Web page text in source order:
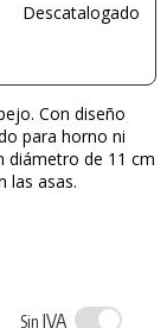
Descatalogado
Con diseño
para horno ni
diámetro de 11 cm
las asas.
Sin IVA